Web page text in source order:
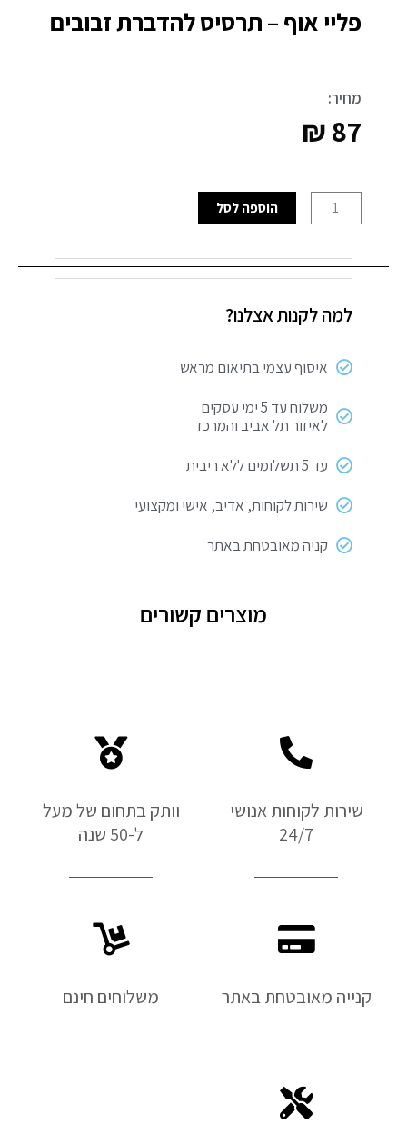
פליי אוף – תרסיס להדברת זבובים
מחיר:
₪87
של
אוף
תרסיס
זבובים
הוספה לסל
למה לקנות אצלנו?
איסוף עצמי בתיאום מראש
משלוח עד 5 ימי עסקים
לאיזור תל אביב והמרכז
עד 5 תשלומים ללא ריבית
שירות לקוחות, אדיב, אישי ומקצועי
קניה מאובטחת באתר
מוצרים קשורים
שירות לקוחות אנושי
24/7
וותק בתחום של מעל
ל-50 שנה
קנייה מאובטחת באתר משלוחים חינם